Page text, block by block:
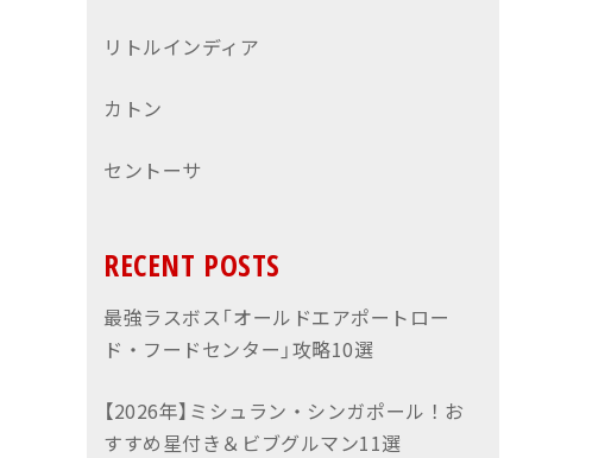
リトルインディア
カトン
セントーサ
RECENT POSTS
最強ラスボス「オールドエアポートロー
ド・フードセンター」攻略10選
【2026年】ミシュラン・シンガポール！お
すすめ星付き＆ビブグルマン11選